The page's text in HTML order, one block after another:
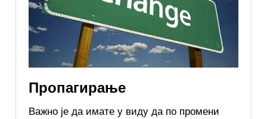
Пропагирање
Важно је да имате у виду да по промени